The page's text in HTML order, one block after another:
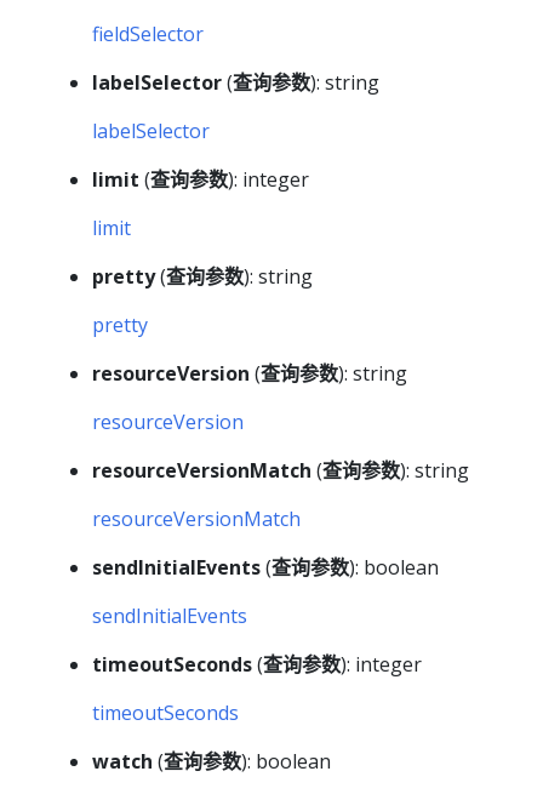
fieldSelector
labelSelector(查询参数): string
labelSelector
limit (查询参数): integer
limit
pretty(查询参数): string
pretty
resourceVersion (查询参数): string
resourceVersion
resourceVersionMatch (查询参数): string
resourceVersionMatch
sendInitialEvents(查询参数): boolean
sendInitialEvents
timeoutSeconds(查询参数): integer
timeoutSeconds
watch (查询参数): boolean